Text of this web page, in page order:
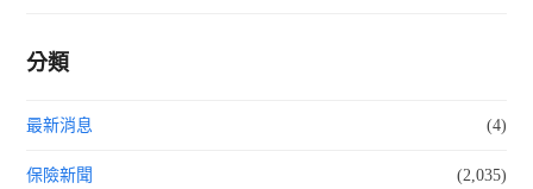
分類
最新消息 (4)
保險新聞 (2,035)